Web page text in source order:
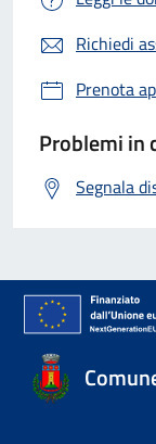
Richiedi
Prenota
Problemi in
Segnala